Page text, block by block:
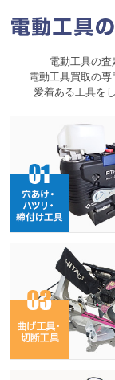
電動工具の査
電動工具買取の
愛着ある工具を